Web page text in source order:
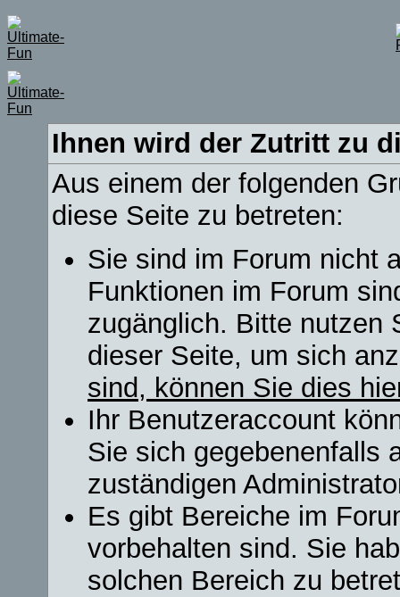
Ihnen wird der Zutritt zu
Aus einem der folgenden
diese Seite zu betreten:
Sie sind im Forum nicht
Funktionen im Forum
zugänglich. Bitte nutzen
dieser Seite, um sich
sind, können Sie dies
Ihr Benutzeraccount
Sie sich gegebenenfalls
zuständigen
Es gibt Bereiche im
vorbehalten sind. Sie
solchen Bereich zu